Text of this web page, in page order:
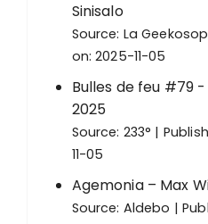
Sinisalo
Source: La
on: 2025-11-05
Bulles de feu #79
2025
Source: 233°
11-05
Agemonia – Max
Source: Aldebo